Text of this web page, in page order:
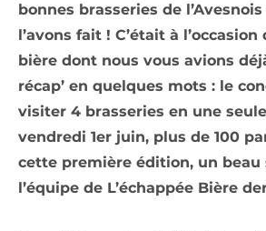
bonnes brasseries de
l’avons fait ! C’était à
bière dont nous vous avions
récap’ en quelques mots : le
visiter 4 brasseries en une
vendredi 1er juin, plus de 100
cette première édition, un beau
l’équipe de L’échappée Bière